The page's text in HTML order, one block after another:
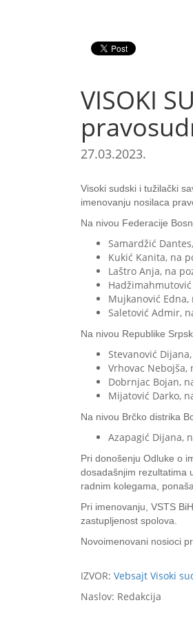
VISOKI
27.03.2023.
Visoki sudski i tužilački
imenovanju nosilaca
Na nivou Federacije
Samardžić
Kukić Kanita, na
Laštro Anja, na
Mujkanović
Saletović Admir,
Na nivou Republike
Stevanović
Vrhovac
Dobrnjac Bojan,
Mijatović Darko,
Na nivou Brčko distrika
Azapagić Dijana,
Pri donošenju Odluke o
dosadašnjim rezultatima
radnim kolegama,
Pri imenovanju, VSTS
zastupljenost spolova.
Novoimenovani nosioci
IZVOR: Vebsajt Visoki
Naslov: Redakcija